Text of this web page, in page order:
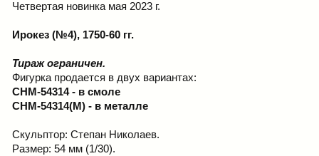
Четвертая новинка мая 2023 г.
Ирокез (№4), 1750-60 гг.
Тираж ограничен.
Фигурка продается в двух вариантах:
CHM-54314 - в смоле
CHM-54314(M) - в металле
Скульптор: Степан Николаев.
Размер: 54 мм (1/30).